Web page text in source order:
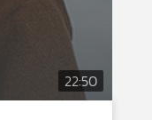
22:50